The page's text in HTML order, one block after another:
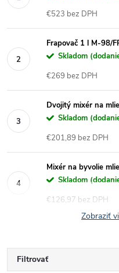
€523 bez DPH
Frapovač 1 l M-98/
Skladom
€269 bez DPH
Dvojitý mixér na
Skladom
€201,89 bez DPH
Mixér na byvolie
Skladom
€126,97 bez DPH
Zobraziť
Filtrovať